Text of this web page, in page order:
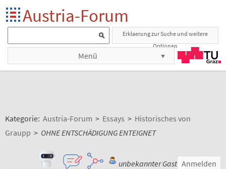
Austria-Forum
Erklaerung zur Suche und weitere
Optionen
Menü
Kategorie: Austria-Forum > Essays > Historisches von
Graupp > OHNE ENTSCHÄDIGUNG ENTEIGNET
unbekannter Gast Anmelden